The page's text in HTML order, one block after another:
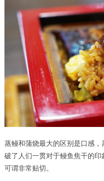
蒸鳗和蒲烧最大的区别是口感
破了人们一贯对于鳗鱼焦干的印
可谓非常贴切。